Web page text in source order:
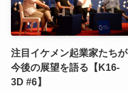
注目イケメン起業家たちが
今後の展望を語る【K16-
3D #6】